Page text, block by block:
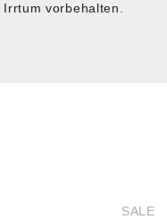
vorbehalten.
SALE